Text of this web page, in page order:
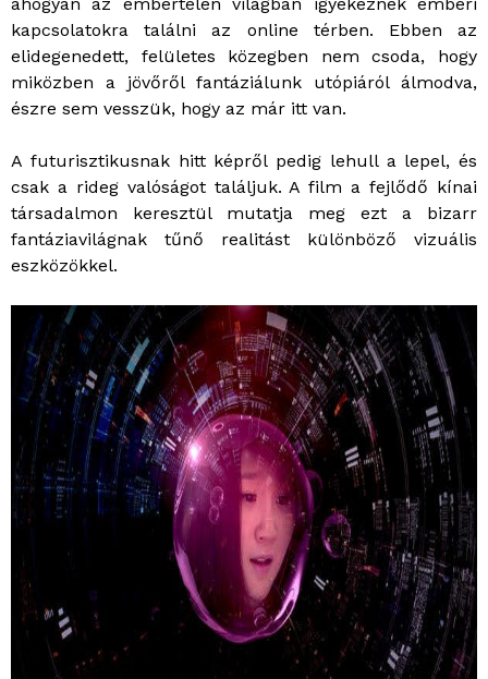
kapcsolatokra találni az online térben. Ebben az
elidegenedett, felületes közegben nem csoda, hogy
miközben a jövőről fantáziálunk utópiáról álmodva,
észre sem vesszük, hogy az már itt van.
A futurisztikusnak hitt képről pedig lehull a lepel, és
csak a rideg valóságot találjuk. A film a fejlődő kínai
társadalmon keresztül mutatja meg ezt a bizarr
fantáziavilágnak tűnő realitást különböző vizuális
eszközökkel.